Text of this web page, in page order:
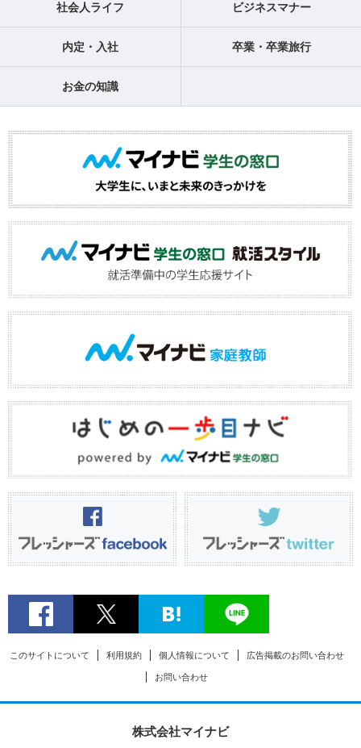
社会人ライフ ビジネスマナー
内定・入社 卒業・卒業旅行
お金の知識
このサイトについて 利用規約 個人情報について 広告掲載のお問い合わせ
お問い合わせ
株式会社マイナビ